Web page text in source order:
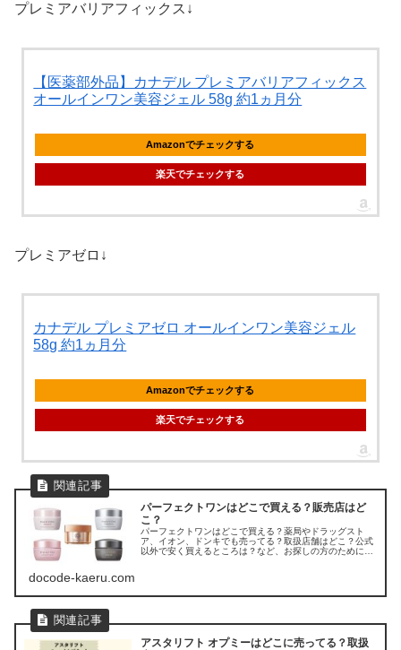
プレミアバリアフィックス↓
【医薬部外品】カナデル プレミアバリアフィックス
オールインワン美容ジェル 58g 約1ヵ月分
Amazonでチェックする
楽天でチェックする
プレミアゼロ↓
カナデル プレミアゼロ オールインワン美容ジェル
58g 約1ヵ月分
Amazonでチェックする
楽天でチェックする
パーフェクトワンはどこで買える？販売店はど
こ？
パーフェクトワンはどこで買える？薬局やドラッグスト
ア、イオン、ドンキでも売ってる？取扱店舗はどこ？公式
以外で安く買えるところは？など、お探しの方のために、
docode-kaeru.com
アスタリフト オプミーはどこに売ってる？取扱